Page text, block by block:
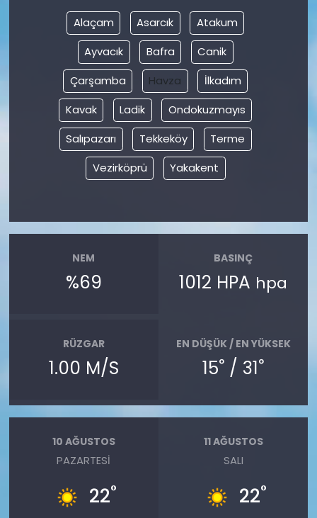
Alaçam Asarcık
Atakum
Ayvacık
Bafra
Canik
Çarşamba
Havza
İlkadım
Kavak
Ladik
Ondokuzmayıs
Salıpazarı
Tekkeköy
Terme
Vezirköprü
Yakakent
NEM
%69
BASINÇ
1012 HPA hpa
RÜZGAR
1.00 M/S
EN DÜŞÜK / EN YÜKSEK
15° / 31°
10 AĞUSTOS
PAZARTESI
22°
11 AĞUSTOS
SALI
22°
Yaşam
YEREL POLİTİKA
YEREL YÖNETİMLER
Yurt